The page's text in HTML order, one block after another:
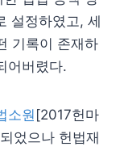
설정하였고, 세
기록이 존재하
어버렸다.
소원 [2017헌마
었으나 헌법재